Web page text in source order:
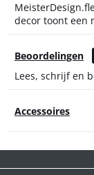
decor toont een
Beoordelingen
Lees, schrijf en
Accessoires